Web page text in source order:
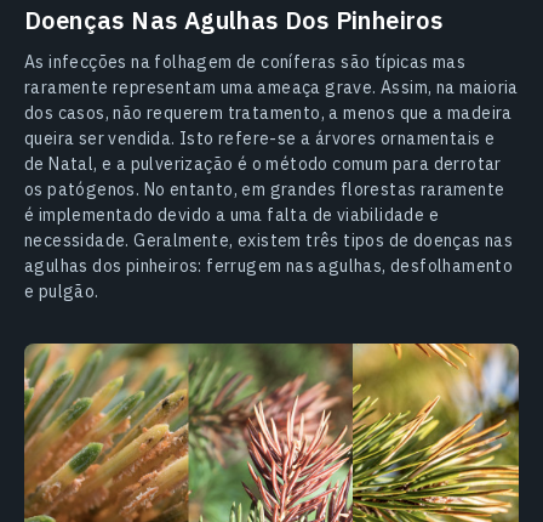
Doenças Nas Agulhas Dos Pinheiros
As infecções na folhagem de coníferas são típicas mas
raramente representam uma ameaça grave. Assim, na maioria
dos casos, não requerem tratamento, a menos que a madeira
queira ser vendida. Isto refere-se a árvores ornamentais e
de Natal, e a pulverização é o método comum para derrotar
os patógenos. No entanto, em grandes florestas raramente
é implementado devido a uma falta de viabilidade e
necessidade. Geralmente, existem três tipos de doenças nas
agulhas dos pinheiros: ferrugem nas agulhas, desfolhamento
e pulgão.